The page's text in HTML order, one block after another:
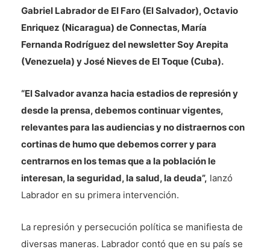
Gabriel Labrador de El Faro (El Salvador), Octavio
Enriquez (Nicaragua) de Connectas, María
Fernanda Rodríguez del newsletter Soy Arepita
(Venezuela) y José Nieves de El Toque (Cuba).
“El Salvador avanza hacia estadios de represión y
desde la prensa, debemos continuar vigentes,
relevantes para las audiencias y no distraernos con
cortinas de humo que debemos correr y para
centrarnos en los temas que a la población le
interesan, la seguridad, la salud, la deuda”, lanzó
Labrador en su primera intervención.
La represión y persecución política se manifiesta de
diversas maneras. Labrador contó que en su país se